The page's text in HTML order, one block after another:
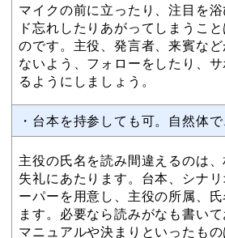
マイクの前に立ったり、注目を
ド忘れしたりあがってしまうこ
のです。主役、発言者、来賓な
ないよう、フォローをしたり、
るようにしましょう。
・台本を持参しても可。自然体
主役の氏名を読み間違えるのは
失礼にあたります。台本、シナ
ーパーを用意し、主役の所属、
ます。必要なら読みがなも書いて
マニュアルや決まりといったも